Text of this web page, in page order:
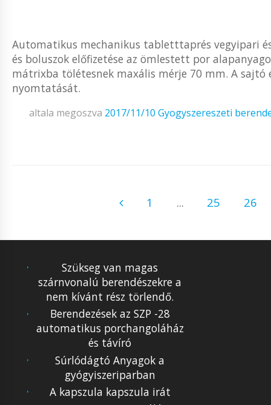
Automatikus mechanikus tabletttaprés vegyipari
és boluszok előfizetése az ömlestett por
mátrixba tölétesnek maxális mérje 70 mm. A
nyomtatását.
altala megoszva 2017/11/10 Gyogyszereszeti
1 ... 25 26
Szükseg van magas
szárnvonalú berendészekre a
nem kívánt rész törlendő.
Berendezések az SZP -28
automatikus porchangoláház
és távíró
Súrlódágtó Anyagok a
gyógyiszeriparban
A kapszula kapszula irát